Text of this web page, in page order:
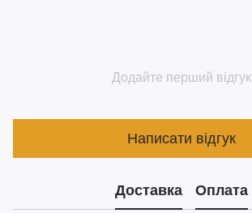
Додайте перший відгук
Написати відгук
Доставка Оплата